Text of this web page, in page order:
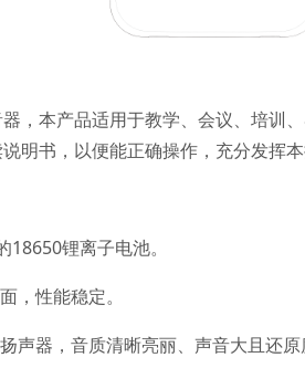
，本产品适用于教学、会议、培训
明书，以便能正确操作，充分发挥本
锂离子电池。
性能稳定。
器，音质清晰亮丽、声音大且还原